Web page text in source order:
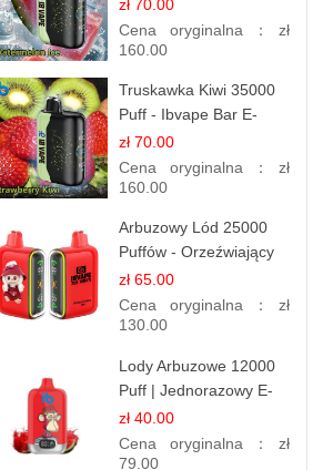
papieros Jednorazowy
zł 70.00
Cena oryginalna： zł
160.00
Truskawka Kiwi 35000
Puff - Ibvape Bar E-
papierosy Jednorazowy
zł 70.00
Cena oryginalna： zł
160.00
Arbuzowy Lód 25000
Puffów - Orzeźwiający
E-papieros
Jednorazowy
zł 65.00
Cena oryginalna： zł
130.00
Lody Arbuzowe 12000
Puff | Jednorazowy E-
papieros | Deserowy
Smak
zł 40.00
Cena oryginalna： zł
79.00